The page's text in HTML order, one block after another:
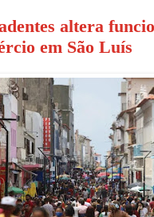
altera
em São Luís